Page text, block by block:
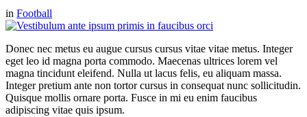
in Football
Donec nec metus eu augue cursus cursus vitae vitae metus. Integer
eget leo id magna porta commodo. Maecenas ultrices lorem vel
magna tincidunt eleifend. Nulla ut lacus felis, eu aliquam massa.
Integer pretium ante non tortor cursus in consequat nunc sollicitudin.
Quisque mollis ornare porta. Fusce in mi eu enim faucibus
adipiscing vitae quis ipsum.